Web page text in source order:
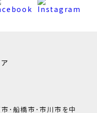
･船橋市･市川市を中